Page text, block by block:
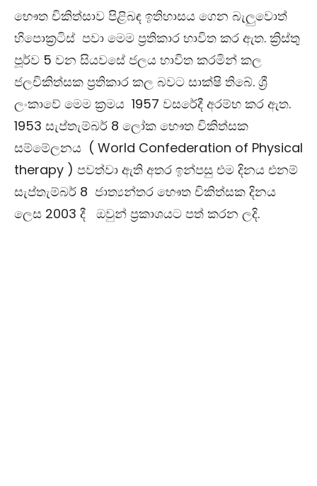
භෞත චිකිත්සාව පිළිබඳ ඉතිහාසය ගෙන බැලුවොත්
හිපොක්‍රටිස් පවා මෙම ප්‍රතිකාර භාවිත කර ඇත. ක්‍රිස්තු
පූර්ව 5 වන සියවසේ ජලය භාවිත කරමින් කල
ජලචිකිත්සක ප්‍රතිකාර කල බවට සාක්ෂි තිබේ. ශ්‍රී
ලංකාවේ මෙම ක්‍රමය 1957 වසරේදී අරම්භ කර ඇත.
1953 සැප්තැම්බර් 8 ලෝක භෞත චිකිත්සක
සම්මේලනය ( World Confederation of Physical
therapy ) පවත්වා ඇති අතර ඉන්පසු එම දිනය එනම්
සැප්තැම්බර් 8 ජාත්‍යන්තර භෞත චිකිත්සක දිනය
ලෙස 2003 දී ඔවුන් ප්‍රකාශයට පත් කරන ලදි.